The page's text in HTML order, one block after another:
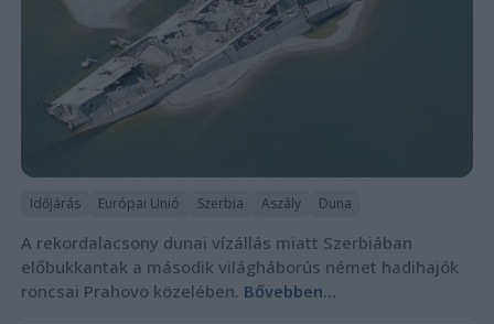
Időjárás Európai Unió Szerbia Aszály Duna
A rekordalacsony dunai vízállás miatt Szerbiában
előbukkantak a második világháborús német hadihajók
roncsai Prahovo közelében. Bővebben...